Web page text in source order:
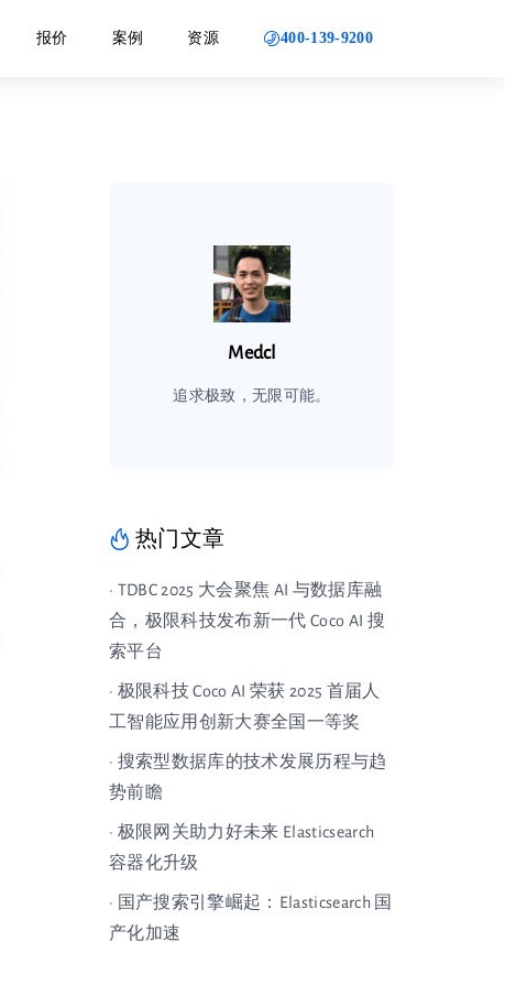
报价 案例 资源 400-139-9200
Medcl
追求极致，无限可能。
热门文章
· TDBC 2025 大会聚焦 AI 与数据库融
合，极限科技发布新一代 Coco AI 搜
索平台
· 极限科技 Coco AI 荣获 2025 首届人
工智能应用创新大赛全国一等奖
· 搜索型数据库的技术发展历程与趋
势前瞻
· 极限网关助力好未来 Elasticsearch
容器化升级
· 国产搜索引擎崛起：Elasticsearch 国
产化加速